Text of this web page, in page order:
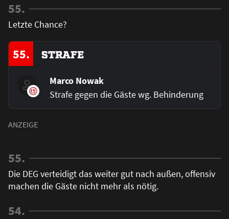
55.
Letzte Chance?
55. STRAFE
Marco Nowak
Strafe gegen die Gäste wg. Behinderung
55.
Die DEG verteidigt das weiter gut nach außen, offensiv
machen die Gäste nicht mehr als nötig.
54.